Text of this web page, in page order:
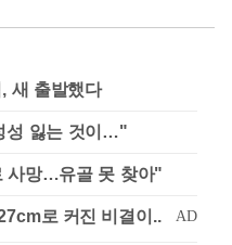
새 출발했다
성 잃는 것이…"
사망…유골 못 찾아"